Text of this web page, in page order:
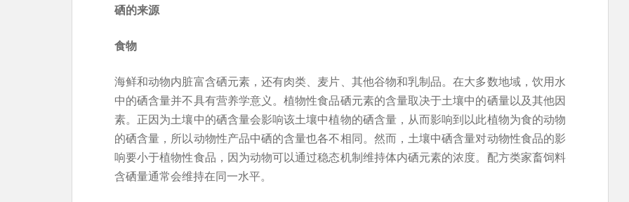
硒的来源
食物
海鲜和动物内脏富含硒元素，还有肉类、麦片、其他谷物和乳制品。在大多数地域，饮用水
中的硒含量并不具有营养学意义。植物性食品硒元素的含量取决于土壤中的硒量以及其他因
素。正因为土壤中的硒含量会影响该土壤中植物的硒含量，从而影响到以此植物为食的动物
的硒含量，所以动物性产品中硒的含量也各不相同。然而，土壤中硒含量对动物性食品的影
响要小于植物性食品，因为动物可以通过稳态机制维持体内硒元素的浓度。配方类家畜饲料
含硒量通常会维持在同一水平。